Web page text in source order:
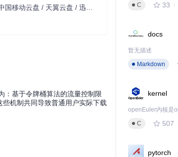
：基于令牌桶算法的流量控制限
机制共同导致普通用户实际下载
C
33
docs
暂无描述
Markdown
kernel
C
507
pytorch